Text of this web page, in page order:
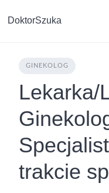
DoktorSzuka
GINEKOLOG
Lekarka/
trakcie